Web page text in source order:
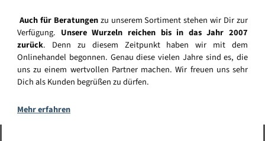
Auch für Beratungenzu unserem Sortiment stehen wir Dir zur
Verfügung. Unsere Wurzeln reichen bis in das Jahr 2007
zurück. Denn zu diesem Zeitpunkt haben wir mit dem
Onlinehandel begonnen. Genau diese vielen Jahre sind es, die
uns zu einem wertvollen Partner machen. Wir freuen uns sehr
Dich als Kunden begrüßen zu dürfen.
Mehr erfahren